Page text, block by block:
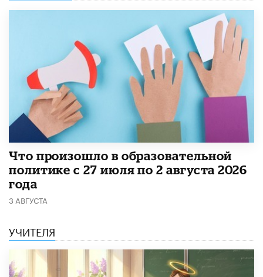
​Что произошло в образовательной
политике с 27 июля по 2 августа 2026
года
3 АВГУСТА
УЧИТЕЛЯ